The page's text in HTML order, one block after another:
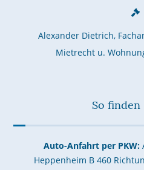
Alexander Dietrich,
Mietrecht u.
So finden
Auto-Anfahrt per PKW:
Heppenheim B 460